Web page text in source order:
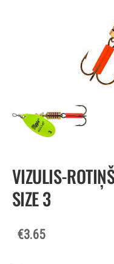
VIZULIS-
SIZE 3
€3.65